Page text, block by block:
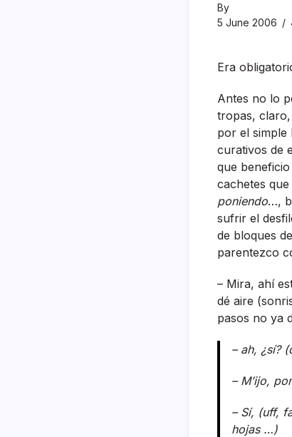
By
5 June 2006
Era
Antes no lo
tropas, claro,
por el simple
curativos de
que
cachetes
poniendo…,
sufrir el
de bloques
parentezco
– Mira, ahí­
dé aire
pasos no ya
– ah, ¿sí­?
– M’ijo,
– Sí­, (uff,
hojas …)